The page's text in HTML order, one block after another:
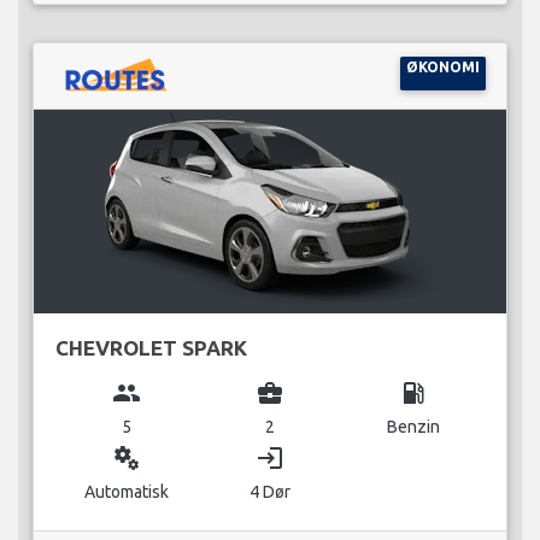
ØKONOMI
CHEVROLET SPARK
group
5
business_center
2
local_gas_station
Benzin
miscellaneous_services
Automatisk
login
4 Dør